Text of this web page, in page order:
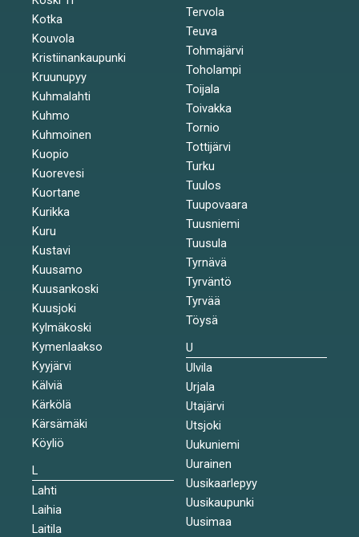
Kotka
Kouvola
Kristiinankaupunki
Kruunupyy
Kuhmalahti
Kuhmo
Kuhmoinen
Kuopio
Kuorevesi
Kuortane
Kurikka
Kuru
Kustavi
Kuusamo
Kuusankoski
Kuusjoki
Kylmäkoski
Kymenlaakso
Kyyjärvi
Kälviä
Kärkölä
Kärsämäki
Köyliö
L
Lahti
Laihia
Laitila
Tervola
Teuva
Tohmajärvi
Toholampi
Toijala
Toivakka
Tornio
Tottijärvi
Turku
Tuulos
Tuupovaara
Tuusniemi
Tuusula
Tyrnävä
Tyrväntö
Tyrvää
Töysä
U
Ulvila
Urjala
Utajärvi
Utsjoki
Uukuniemi
Uurainen
Uusikaarlepyy
Uusikaupunki
Uusimaa